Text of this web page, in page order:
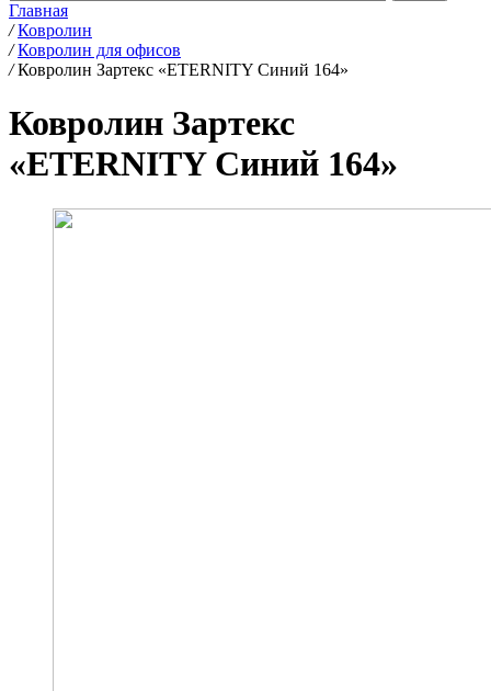
Главная
/ Ковролин
/ Ковролин для офисов
/ Ковролин Зартекс «ETERNITY Синий 164»
Ковролин Зартекс
«ETERNITY Синий 164»